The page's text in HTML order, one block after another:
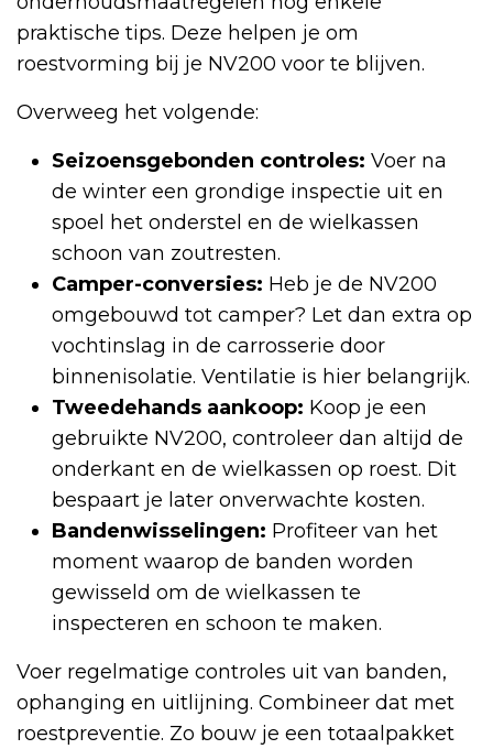
praktische tips. Deze helpen je om
roestvorming bij je NV200 voor te blijven.
Overweeg het volgende:
Seizoensgebonden controles: Voer na
de winter een grondige inspectie uit en
spoel het onderstel en de wielkassen
schoon van zoutresten.
Camper-conversies: Heb je de NV200
omgebouwd tot camper? Let dan extra op
vochtinslag in de carrosserie door
binnenisolatie. Ventilatie is hier belangrijk.
Tweedehands aankoop: Koop je een
gebruikte NV200, controleer dan altijd de
onderkant en de wielkassen op roest. Dit
bespaart je later onverwachte kosten.
Bandenwisselingen: Profiteer van het
moment waarop de banden worden
gewisseld om de wielkassen te
inspecteren en schoon te maken.
Voer regelmatige controles uit van banden,
ophanging en uitlijning. Combineer dat met
roestpreventie. Zo bouw je een totaalpakket